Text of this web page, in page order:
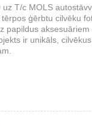
T/c MOLS
ģērbtu cilvēku
papildus
ir unikāls,